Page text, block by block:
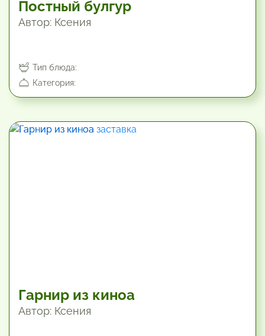
Постный булгур
Автор: Ксения
Тип блюда:
Категория:
Гарнир из киноа
Автор: Ксения